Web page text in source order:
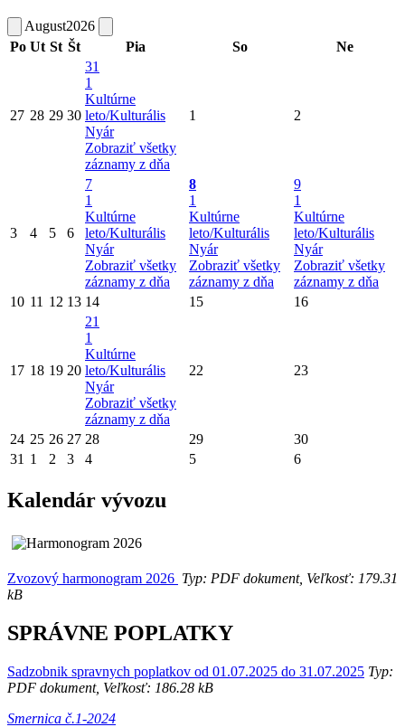
August2026
Po Ut St Št Pia So Ne
27 28 29 30
31
1
Kultúrne
leto/Kulturális
Nyár
Zobraziť všetky
záznamy z dňa
1 2
3 4 5 6
7
1
Kultúrne
leto/Kulturális
Nyár
Zobraziť všetky
záznamy z dňa
8
1
Kultúrne
leto/Kulturális
Nyár
Zobraziť všetky
záznamy z dňa
9
1
Kultúrne
leto/Kulturális
Nyár
Zobraziť všetky
záznamy z dňa
10 11 12 13 14 15 16
17 18 19 20
21
1
Kultúrne
leto/Kulturális
Nyár
Zobraziť všetky
záznamy z dňa
22 23
24 25 26 27 28 29
30
31 1 2 3 4 5 6
Kalendár vývozu
Zvozový harmonogram 2026 Typ: PDF dokument, Veľkosť: 179.31
kB
SPRÁVNE POPLATKY
Sadzobnik spravnych poplatkov od 01.07.2025 do 31.07.2025 Typ:
PDF dokument, Veľkosť: 186.28 kB
Smernica č.1-2024